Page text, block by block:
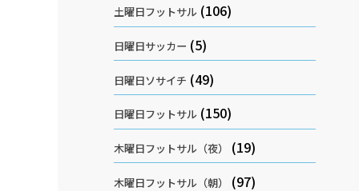
土曜日フットサル(106)
日曜日サッカー (5)
日曜日ソサイチ (49)
日曜日フットサル(150)
木曜日フットサル（夜） (19)
木曜日フットサル（朝） (97)